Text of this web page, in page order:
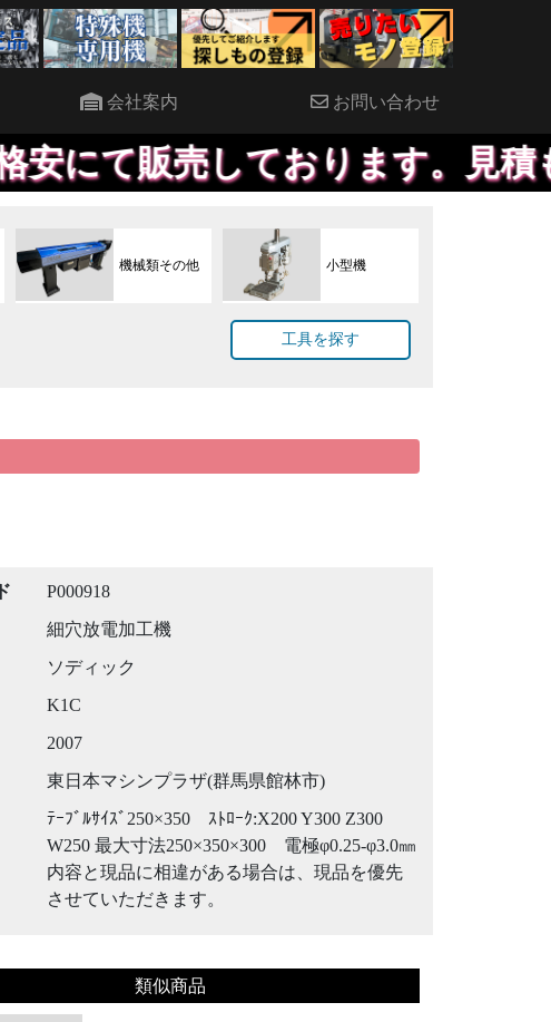
会社案内 お問い合わせ
おります。見積もりだけでも
機械類その他 小型機
工具を探す
P000918
細穴放電加工機
ソディック
K1C
2007
東日本マシンプラザ(群馬県館林市)
ﾃｰﾌﾞﾙｻｲｽﾞ250×350 ｽﾄﾛｰｸ:X200 Y300 Z300
W250 最大寸法250×350×300 電極φ0.25-φ3.0㎜
内容と現品に相違がある場合は、現品を優先
させていただきます。
類似商品